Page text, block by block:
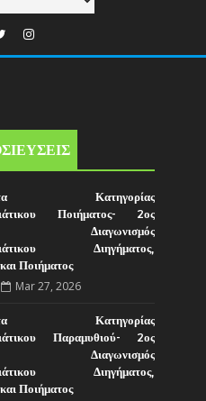
Κατηγορίας
Ποιήματος- 2ος
Διαγωνισμός
Διηγήματος,
Ποιήματος
Mar 27, 2026
Κατηγορίας
Παραμυθιού- 2ος
Διαγωνισμός
Διηγήματος,
Ποιήματος